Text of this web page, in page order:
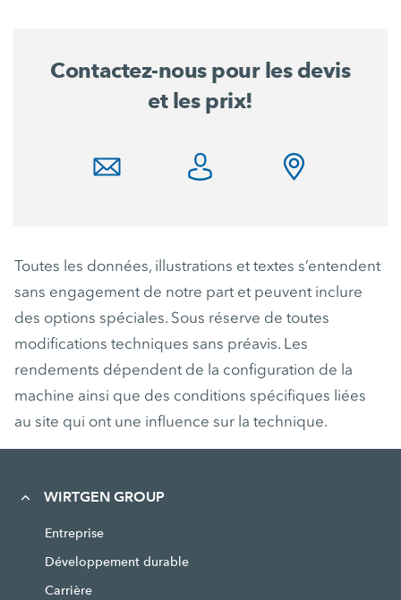
Contactez-nous pour les devis
et les prix!
Toutes les données, illustrations et textes s’entendent
sans engagement de notre part et peuvent inclure
des options spéciales. Sous réserve de toutes
modifications techniques sans préavis. Les
rendements dépendent de la configuration de la
machine ainsi que des conditions spécifiques liées
au site qui ont une influence sur la technique.
WIRTGEN GROUP
Entreprise
Développement durable
Carrière